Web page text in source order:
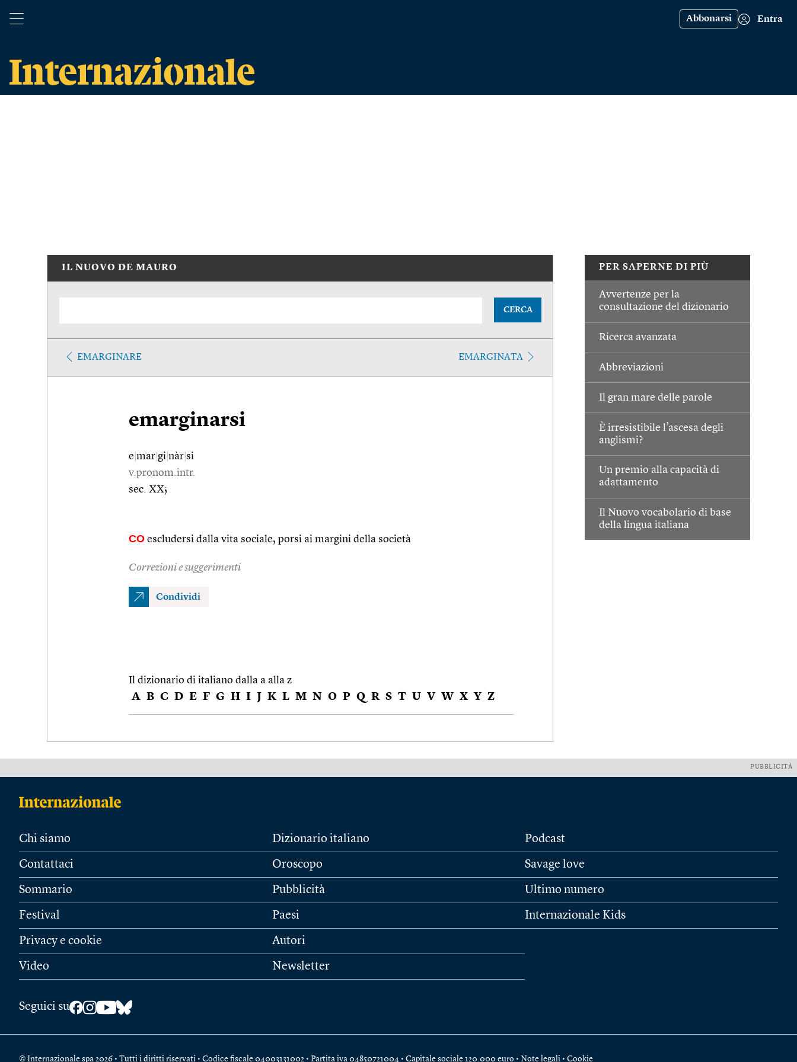
Abbonarsi Entra
PER SAPERNE DI PIÙ
Avvertenze per la
consultazione del dizionario
Ricerca avanzata
Abbreviazioni
Il gran mare delle parole
È irresistibile l’ascesa degli
anglismi?
Un premio alla capacità di
adattamento
Il Nuovo vocabolario di base
della lingua italiana
IL NUOVO DE MAURO
CERCA
EMARGINARE EMARGINATA
emarginarsi
e mar gi nàr si
v.pronom.intr.
sec. XX;
CO escludersi dalla vita sociale, porsi ai margini della società
Correzioni e suggerimenti
Condividi
Il dizionario di italiano dalla a alla z
A B C D E F G H I J K L M N O P Q R S T U V W X Y Z
PUBBLICITÀ
Chi siamo
Contattaci
Sommario
Festival
Privacy e cookie
Video
Dizionario italiano
Oroscopo
Pubblicità
Paesi
Autori
Newsletter
Podcast
Savage love
Ultimo numero
Internazionale Kids
Seguici su
© Internazionale spa 2026 • Tutti i diritti riservati • Codice fiscale 04003131002 • Partita iva 04850721004 • Capitale sociale 120.000 euro • Note legali • Cookie